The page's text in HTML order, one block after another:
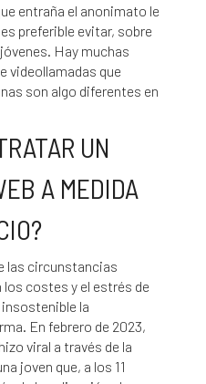
entraña el anonimato le
preferible evitar, sobre
Hay muchas
videollamadas que
son algo diferentes en
UN
A MEDIDA
las circunstancias
costes y el estrés de
la
En febrero de 2023,
viral a través de la
joven que, a los 11